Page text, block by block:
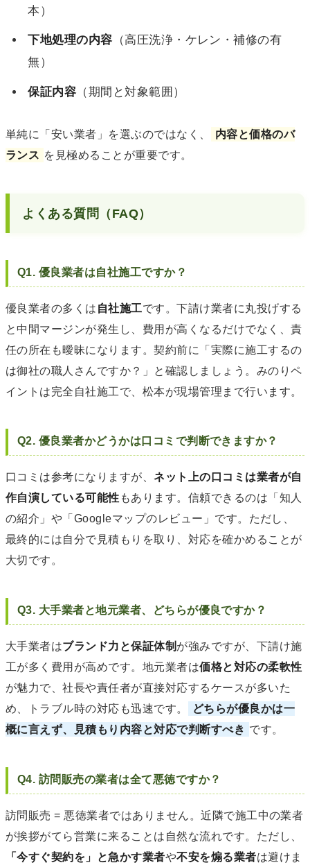
本）
下地処理の内容 （高圧洗浄・ケレン・補修の有
無）
保証内容 （期間と対象範囲）
単純に「安い業者」を選ぶのではなく、
内容と価格のバ
ランス を見極めることが重要です。
よくある質問（FAQ）
Q1. 優良業者は自社施工ですか？
優良業者の多くは 自社施工です。下請け業者に丸投げする
と中間マージンが発生し、費用が高くなるだけでなく、責
任の所在も曖昧になります。契約前に「実際に施工するの
は御社の職人さんですか？」と確認しましょう。みのりペ
イントは完全自社施工で、松本が現場管理まで行います。
Q2. 優良業者かどうかは口コミで判断できますか？
口コミは参考になりますが、ネット上の口コミは業者が自
作自演している可能性 もあります。信頼できるのは「知人
の紹介」や「Googleマップのレビュー」です。ただし、
最終的には自分で見積もりを取り、対応を確かめることが
大切です。
Q3. 大手業者と地元業者、どちらが優良ですか？
大手業者はブランド力と保証体制 が強みですが、下請け施
工が多く費用が高めです。地元業者は価格と対応の柔軟性
が魅力で、社長や責任者が直接対応するケースが多いた
め、トラブル時の対応も迅速です。
どちらが優良かは一
概に言えず、見積もり内容と対応で判断すべき です。
Q4. 訪問販売の業者は全て悪徳ですか？
訪問販売 = 悪徳業者ではありません。近隣で施工中の業者
が挨拶がてら営業に来ることは自然な流れです。ただし、
「今すぐ契約を」と急かす業者や不安を煽る業者は避けま